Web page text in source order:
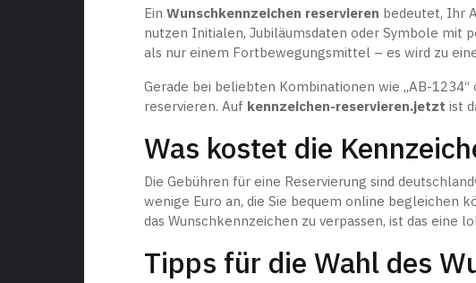
EinWunschkennzeichen reservieren bedeutet, Ihr
nutzen Initialen, Jubiläumsdaten oder Symbole mit
als nur einem Fortbewegungsmittel – es wird zu
Gerade bei beliebten Kombinationen wie „AB-
reservieren. Auf kennzeichen-reservieren.jetzt ist
Was kostet die
Die Gebühren für eine Reservierung sind
wenige Euro an, die Sie bequem online begleichen
das Wunschkennzeichen zu verpassen, ist das eine
Tipps für die Wahl des